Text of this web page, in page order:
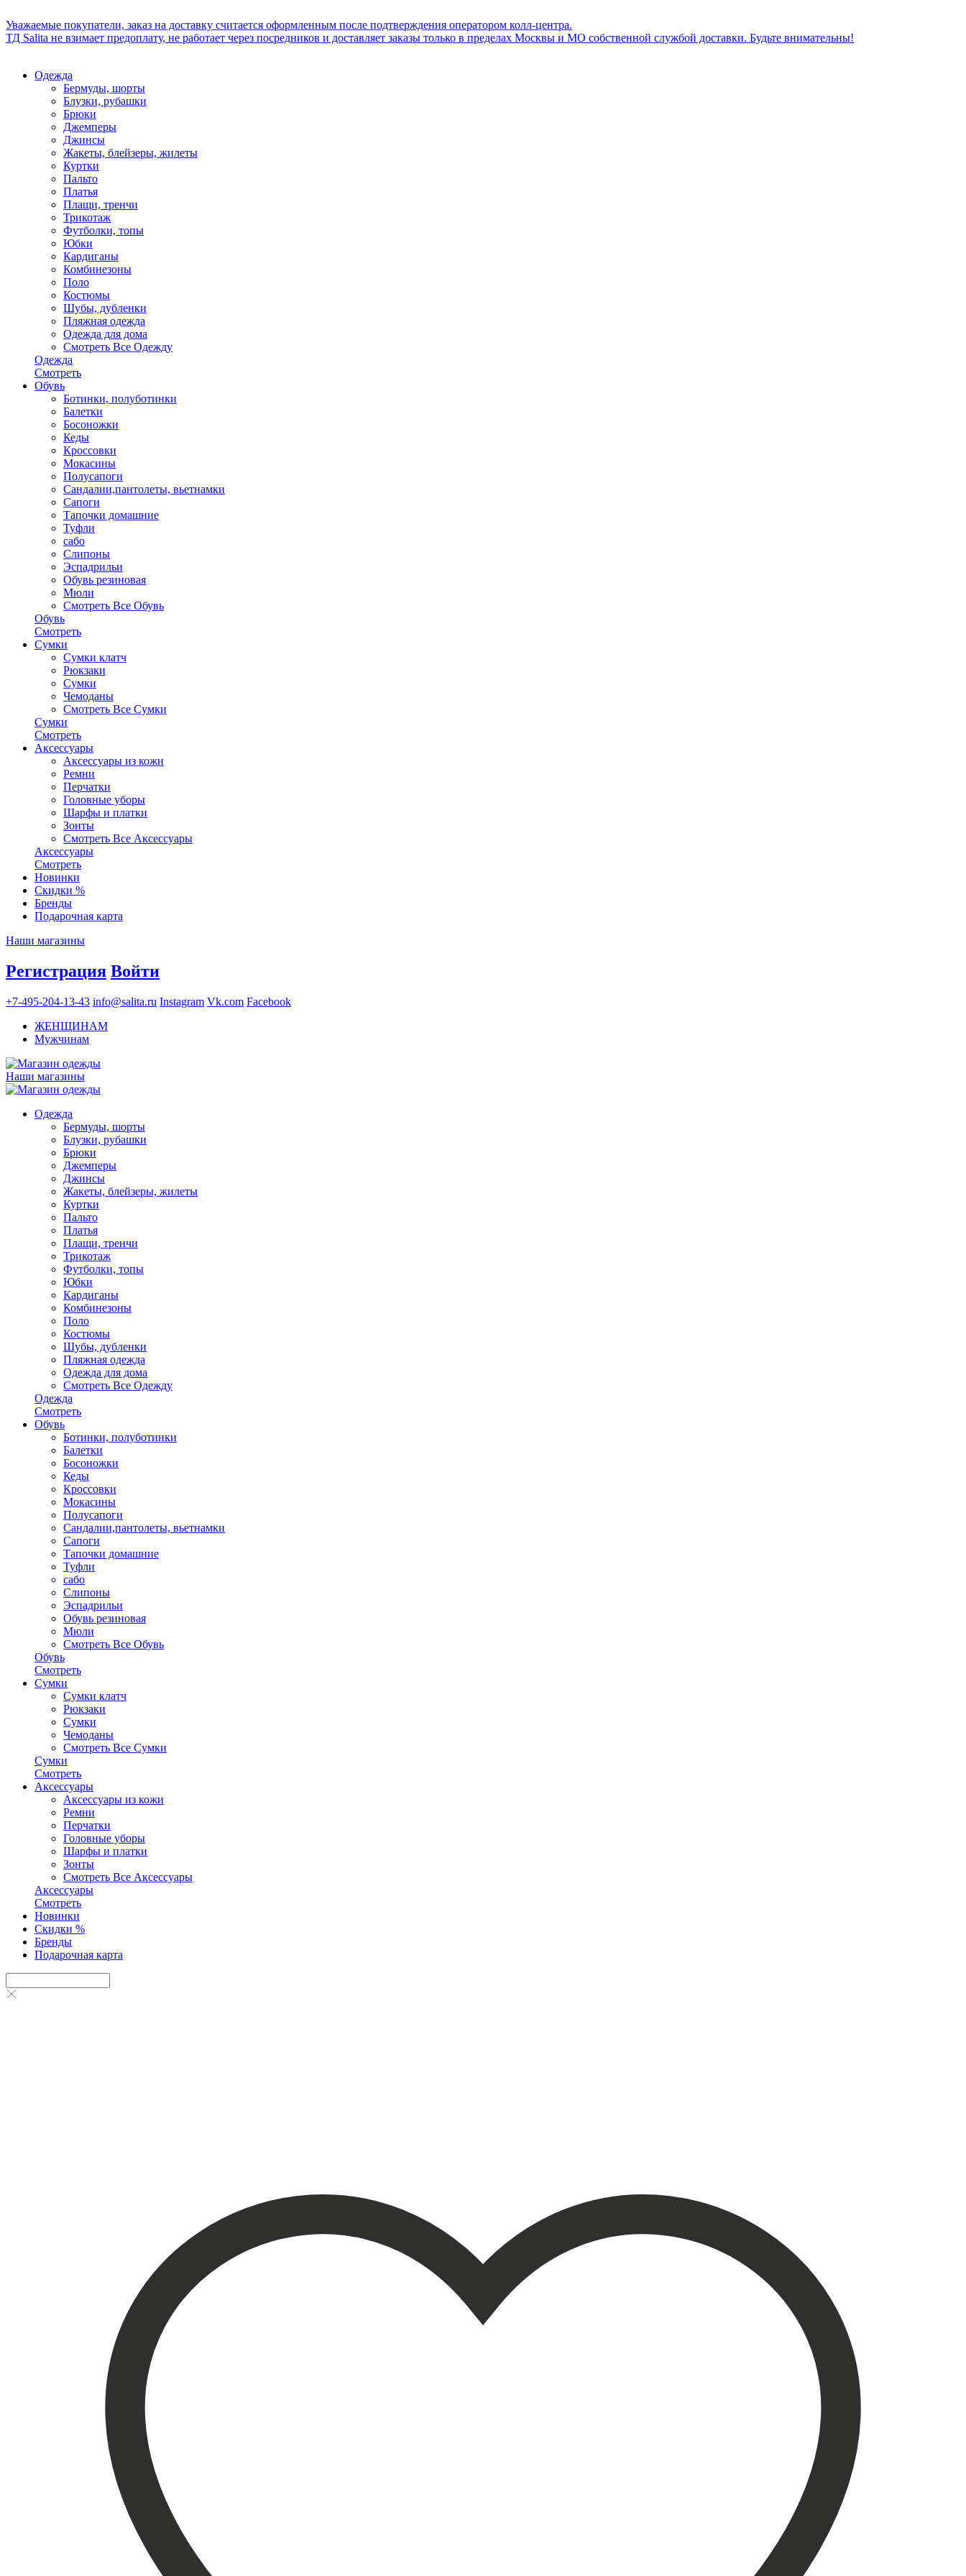
Уважаемые покупатели, заказ на доставку считается оформленным после подтверждения оператором колл-центра.
ТД Salita не взимает предоплату, не работает через посредников и доставляет заказы только в пределах Москвы и МО собственной службой доставки. Будьте внимательны!
Одежда
Бермуды, шорты
Блузки, рубашки
Брюки
Джемперы
Джинсы
Жакеты, блейзеры, жилеты
Куртки
Пальто
Платья
Плащи, тренчи
Трикотаж
Футболки, топы
Юбки
Кардиганы
Комбинезоны
Поло
Костюмы
Шубы, дубленки
Пляжная одежда
Одежда для дома
Смотреть Все Одежду
Одежда
Смотреть
Обувь
Ботинки, полуботинки
Балетки
Босоножки
Кеды
Кроссовки
Мокасины
Полусапоги
Сандалии,пантолеты, вьетнамки
Сапоги
Тапочки домашние
Туфли
сабо
Слипоны
Эспадрильи
Обувь резиновая
Мюли
Смотреть Все Обувь
Обувь
Смотреть
Сумки
Сумки клатч
Рюкзаки
Сумки
Чемоданы
Смотреть Все Сумки
Сумки
Смотреть
Аксессуары
Аксессуары из кожи
Ремни
Перчатки
Головные уборы
Шарфы и платки
Зонты
Смотреть Все Аксессуары
Аксессуары
Смотреть
Новинки
Скидки %
Бренды
Подарочная карта
Наши магазины
Регистрация Войти
+7-495-204-13-43 info@salita.ru Instagram Vk.com Facebook
ЖЕНЩИНАМ
Мужчинам
Наши магазины
Одежда
Бермуды, шорты
Блузки, рубашки
Брюки
Джемперы
Джинсы
Жакеты, блейзеры, жилеты
Куртки
Пальто
Платья
Плащи, тренчи
Трикотаж
Футболки, топы
Юбки
Кардиганы
Комбинезоны
Поло
Костюмы
Шубы, дубленки
Пляжная одежда
Одежда для дома
Смотреть Все Одежду
Одежда
Смотреть
Обувь
Ботинки, полуботинки
Балетки
Босоножки
Кеды
Кроссовки
Мокасины
Полусапоги
Сандалии,пантолеты, вьетнамки
Сапоги
Тапочки домашние
Туфли
сабо
Слипоны
Эспадрильи
Обувь резиновая
Мюли
Смотреть Все Обувь
Обувь
Смотреть
Сумки
Сумки клатч
Рюкзаки
Сумки
Чемоданы
Смотреть Все Сумки
Сумки
Смотреть
Аксессуары
Аксессуары из кожи
Ремни
Перчатки
Головные уборы
Шарфы и платки
Зонты
Смотреть Все Аксессуары
Аксессуары
Смотреть
Новинки
Скидки %
Бренды
Подарочная карта